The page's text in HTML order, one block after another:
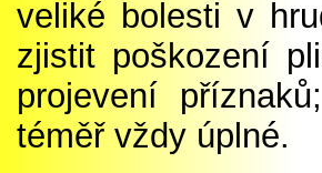
veliké bolesti v
zjistit poškození
projevení
téměř vždy úplné.